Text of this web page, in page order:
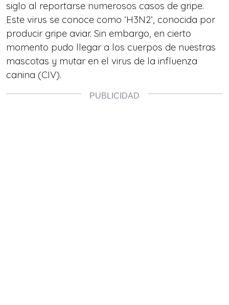
siglo al reportarse numerosos casos de gripe.
Este virus se conoce como ‘H3N2’, conocida por
producir gripe aviar. Sin embargo, en cierto
momento pudo llegar a los cuerpos de nuestras
mascotas y mutar en el virus de la influenza
canina (CIV).